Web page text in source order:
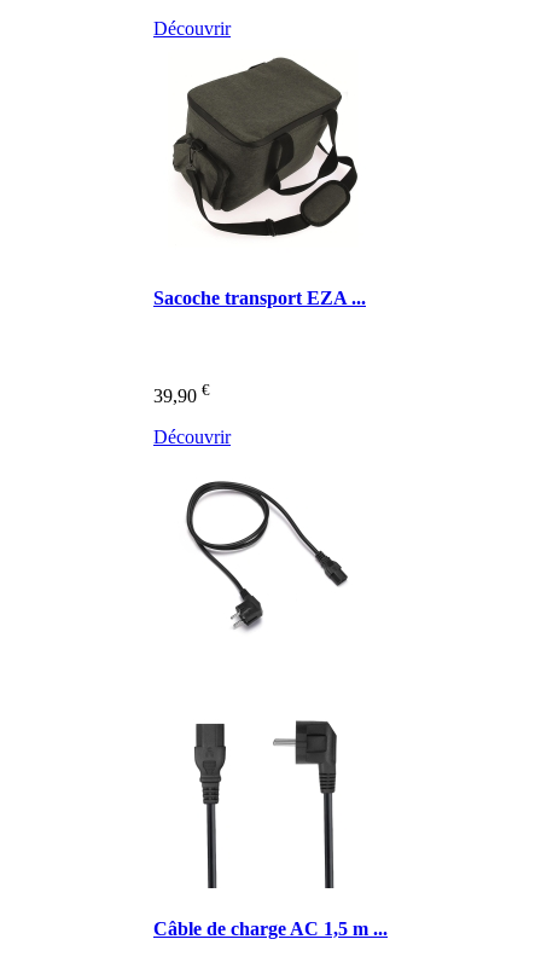
Découvrir
Sacoche transport EZA ...
39,90 €
Découvrir
Câble de charge AC 1,5 m ...